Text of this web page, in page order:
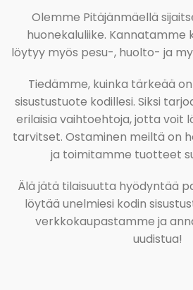
Olemme Pitäjänmäellä
huonekaluliike. Kannatamme
löytyy myös pesu-, huolto- ja
Tiedämme, kuinka tärkeää
sisustustuote kodillesi. Siksi
erilaisia vaihtoehtoja, jotta voit
tarvitset. Ostaminen meiltä on
ja toimitamme tuotteet
Älä jätä tilaisuutta hyödyntää
löytää unelmiesi kodin
verkkokaupastamme ja
uudistua!